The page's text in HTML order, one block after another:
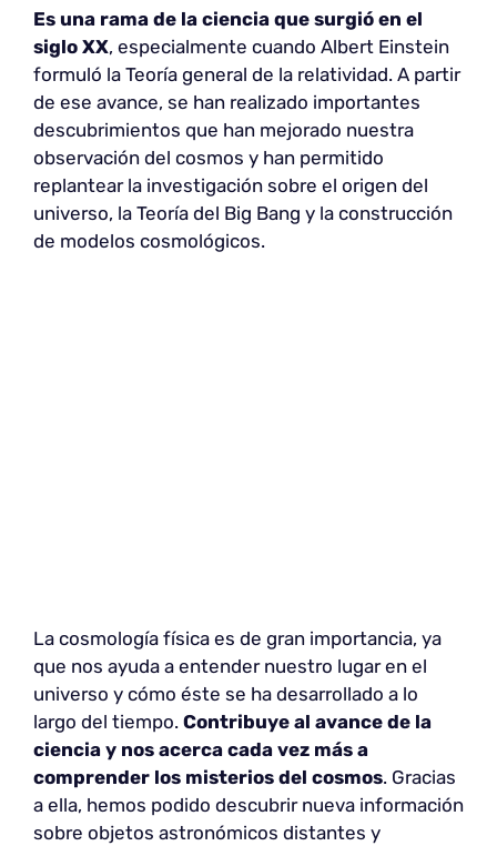
Es una rama de la ciencia que surgió en el
siglo XX, especialmente cuando Albert Einstein
formuló la Teoría general de la relatividad. A partir
de ese avance, se han realizado importantes
descubrimientos que han mejorado nuestra
observación del cosmos y han permitido
replantear la investigación sobre el origen del
universo, la Teoría del Big Bang y la construcción
de modelos cosmológicos.
La cosmología física es de gran importancia, ya
que nos ayuda a entender nuestro lugar en el
universo y cómo éste se ha desarrollado a lo
largo del tiempo. Contribuye al avance de la
ciencia y nos acerca cada vez más a
comprender los misterios del cosmos. Gracias
a ella, hemos podido descubrir nueva información
sobre objetos astronómicos distantes y